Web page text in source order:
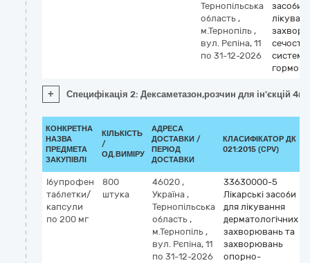
Тернопільська
область ,
м.Тернопіль ,
вул. Рєпіна, 11
по 31-12-2026
засоби
системи
гормони
+ Специфікація 2: Дексаметазон,розчин для ін'єкцій
КОНКРЕТНА
НАЗВА
ПРЕДМЕТА
ЗАКУПІВЛІ
КІЛЬКІСТЬ
/
ОД.ВИМІРУ
АДРЕСА
ДОСТАВКИ /
ПЕРІОД
ДОСТАВКИ
КЛАСИФІКАТОР ДК
021:2015 (CPV)
Ібупрофен
таблетки/
капсули
по 200 мг
800
штука
46020 ,
Україна ,
Тернопільська
область ,
м.Тернопіль ,
вул. Рєпіна, 11
по 31-12-2026
33630000-5
Лікарські засоби
для лікування
дерматологічних
захворювань та
захворювань
опорно-